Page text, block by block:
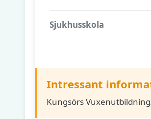
Sjukhusskola
Intressant
Kungsörs